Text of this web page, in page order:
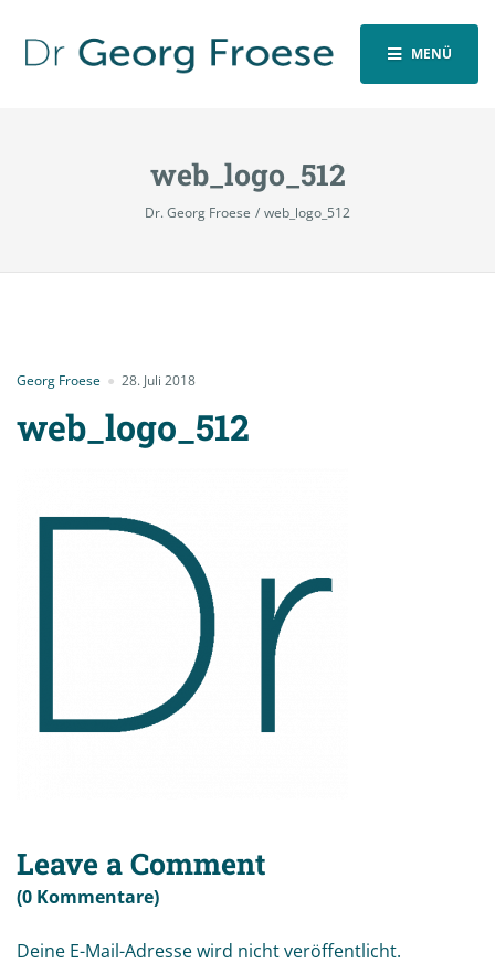
MENÜ
web_logo_512
Dr. Georg Froese web_logo_512
Georg Froese 28. Juli 2018
web_logo_512
Leave a Comment
(0 Kommentare)
Deine E-Mail-Adresse wird nicht veröffentlicht.